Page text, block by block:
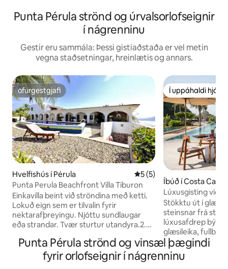
Punta Pérula strönd og úrvalsorlofseignir
í nágrenninu
Gestir eru sammála: Þessi gistiaðstaða er vel metin
vegna staðsetningar, hreinlætis og annars.
ofurgestgjafi
ofurgestgjafi
Hvelfishús í Pérula 5 af 5 í meðaleinkunn, 5
5 (5)
Punta Perula Beachfront Villa Tiburon
Einkavilla beint við ströndina með ketti.
Lokuð eign sem er tilvalin fyrir
nektarafþreyingu. Njóttu sundlaugar
eða strandar. Tvær sturtur utandyra.2.5
með King-rúmi eitt með King og Queen
rúmi. Þráðlaust net ,sjónvarp, DVD-
diskur, eldhús, W/D, eldavél, örbylgjuofn,
Í uppáhaldi hjá
Í uppáhaldi hjá
Íbúð í Costa
Lúxusgisting við
Stökktu út í
steinsnar frá
lúxusafdrep
glæsileika, fullbúið
einkaverönd og
morgna. Dýfðu
aðgang að 5
Punta Pérula strönd og vinsæl þægindi
fyrir orlofseignir í nágrenninu